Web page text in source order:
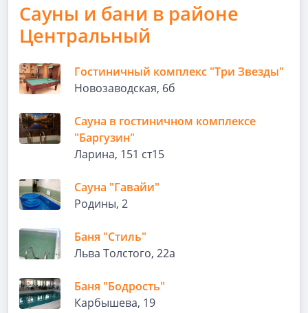
Сауны и бани в районе
Центральный
Гостиничный комплекс "Три Звезды"
Новозаводская, 6б
Сауна в гостиничном комплексе
"Баргузин"
Ларина, 151 ст15
Сауна "Гавайи"
Родины, 2
Баня "Стиль"
Льва Толстого, 22а
Баня "Бодрость"
Карбышева, 19